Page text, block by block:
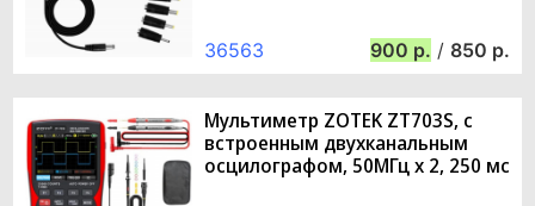
36563 900 / 850
Мультиметр ZOTEK ZT703S, с
встроенным двухканальным
осцилографом, 50МГц x 2, 250 мс